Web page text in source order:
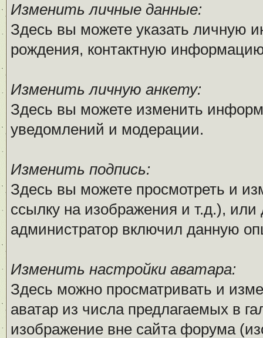
Изменить личные данные:
Здесь вы можете указать личную
рождения, контактную
Изменить личную анкету:
Здесь вы можете изменить
уведомлений и модерации.
Изменить подпись:
Здесь вы можете просмотреть и
ссылку на изображения и т.д.),
администратор включил данную
Изменить настройки аватара:
Здесь можно просматривать и
аватар из числа предлагаемых в
изображение вне сайта форума